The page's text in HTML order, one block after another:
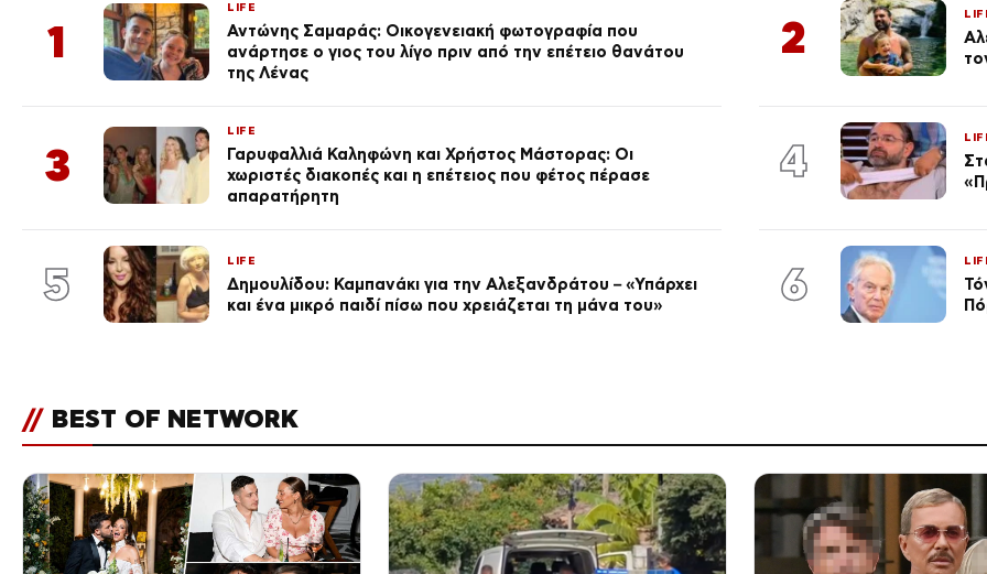
1
LIFE
Αντώνης Σαμαράς: Οικογενειακή φωτογραφία που
ανάρτησε ο γιος του λίγο πριν από την επέτειο θανάτου
της Λένας
2
3
LIFE
Γαρυφαλλιά Καληφώνη και Χρήστος Μάστορας: Οι
χωριστές διακοπές και η επέτειος που φέτος πέρασε
απαρατήρητη
4
5 LIFE
Δημουλίδου: Καμπανάκι για την Αλεξανδράτου – «Υπάρχει
και ένα μικρό παιδί πίσω που χρειάζεται τη μάνα του»
6
// BEST OF NETWORK